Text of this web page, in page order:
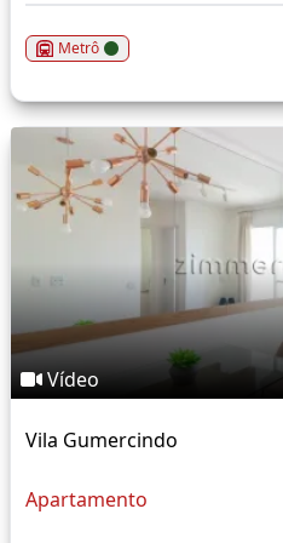
Metrô
Vídeo
Vila Gumercindo
Apartamento